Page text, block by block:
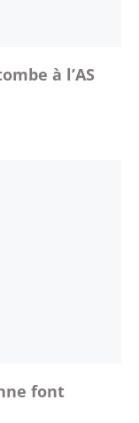
à l’AS
font